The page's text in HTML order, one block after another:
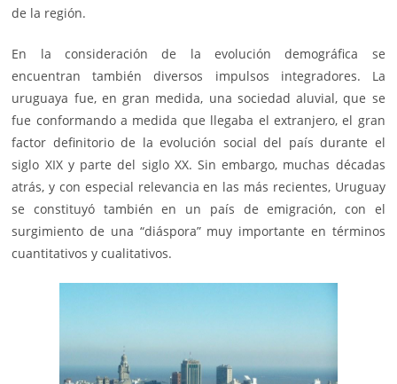
de la región.
En la consideración de la evolución demográfica se
encuentran también diversos impulsos integradores. La
uruguaya fue, en gran medida, una sociedad aluvial, que se
fue conformando a medida que llegaba el extranjero, el gran
factor definitorio de la evolución social del país durante el
siglo XIX y parte del siglo XX. Sin embargo, muchas décadas
atrás, y con especial relevancia en las más recientes, Uruguay
se constituyó también en un país de emigración, con el
surgimiento de una “diáspora” muy importante en términos
cuantitativos y cualitativos.